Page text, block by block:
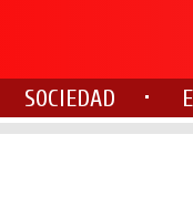
SOCIEDAD